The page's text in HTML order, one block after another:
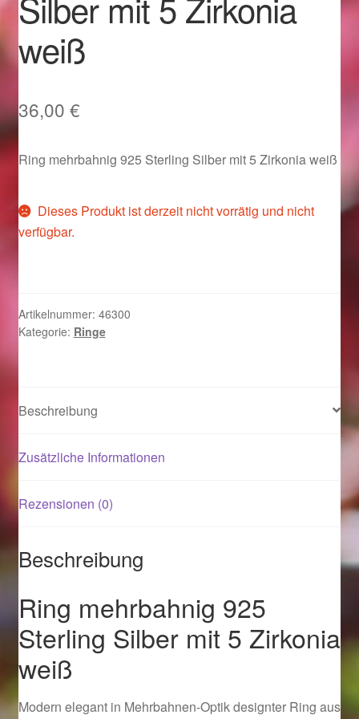
Im Gedenken an
Impressum
Karneval 2015 – Schmuck zu Fasching & Co.
Karneval 2019 – Schmuck zu Fasching & Co.
Kasse
Magisches und Festliches zu Halloween
Ostergeschenke finden für Ostern 2015
Ostergeschenke finden für Ostern 2016
Ostergeschenke finden für Ostern 2017
Ostergeschenke finden für Ostern 2018
weiß
36,00 €
Ring mehrbahnig 925 Sterling Silber mit 5 Zirkonia weiß
Dieses Produkt ist derzeit nicht vorrätig und nicht
verfügbar.
Artikelnummer: 46300
Kategorie: Ringe
Beschreibung
Zusätzliche Informationen
Rezensionen (0)
Beschreibung
Ring mehrbahnig 925
Sterling Silber mit 5 Zirkonia
weiß
Modern elegant in Mehrbahnen-Optik designter Ring aus